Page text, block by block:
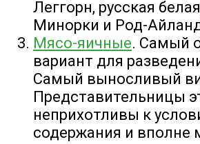
Леггорн, русская
Минорки и Род-
Мясо-яичные. Самый
вариант для
Самый выносливый
Представительницы
неприхотливы к
содержания и вполне